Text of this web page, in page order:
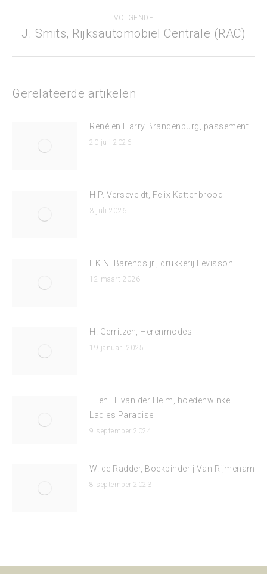
VOLGENDE
Volgend
J. Smits, Rijksautomobiel Centrale (RAC)
Gerelateerde artikelen
René en Harry Brandenburg, passement
20 juli 2026
H.P. Verseveldt, Felix Kattenbrood
3 juli 2026
F.K.N. Barends jr., drukkerij Levisson
12 maart 2026
H. Gerritzen, Herenmodes
19 januari 2025
T. en H. van der Helm, hoedenwinkel
Ladies Paradise
9 september 2024
W. de Radder, Boekbinderij Van Rijmenam
8 september 2023